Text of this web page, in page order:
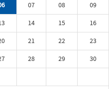
07 08
09
14 15
16
21 22
23
28 29
30